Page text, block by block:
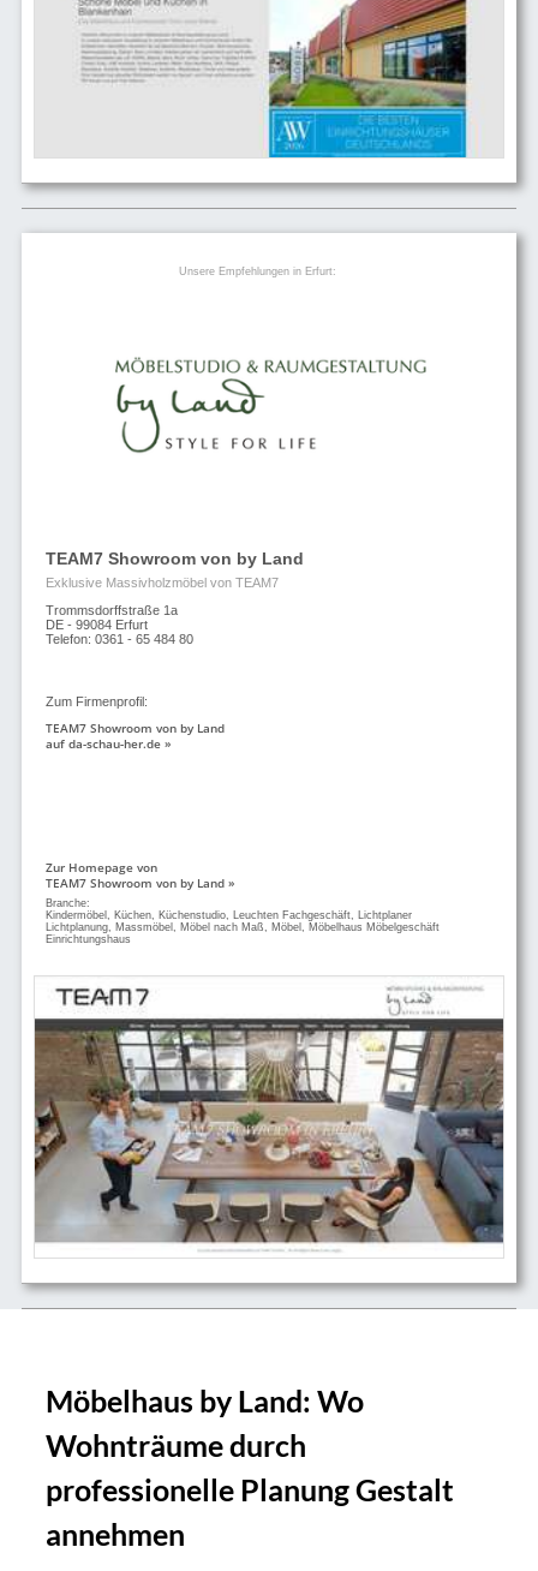
Unsere Empfehlungen in Erfurt:
TEAM7 Showroom von by Land
Exklusive Massivholzmöbel von TEAM7
Trommsdorffstraße 1a
DE - 99084 Erfurt
Telefon: 0361 - 65 484 80
Zum Firmenprofil:
TEAM7 Showroom von by Land
auf da-schau-her.de »
Zur Homepage von
TEAM7 Showroom von by Land »
Branche:
Kindermöbel, Küchen, Küchenstudio, Leuchten Fachgeschäft, Lichtplaner
Lichtplanung, Massmöbel, Möbel nach Maß, Möbel, Möbelhaus Möbelgeschäft
Einrichtungshaus
Möbelhaus by Land: Wo
Wohnträume durch
professionelle Planung Gestalt
annehmen